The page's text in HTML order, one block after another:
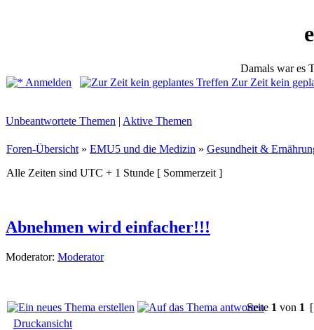
Damals war es
Anmelden
Zur Zeit kein
Unbeantwortete Themen | Aktive Themen
Foren-Übersicht » EMU5 und die Medizin » Gesundheit &
Alle Zeiten sind UTC + 1 Stunde [ Sommerzeit ]
Abnehmen wird einfacher!!!
Moderator: Moderator
Seite 1 von 1
Druckansicht